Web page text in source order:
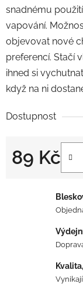
snadnému
vapování.
objevovat nové
preferencí. Stačí
ihned si
když na ni
Dostupnost
89 Kč
Měrná cena: